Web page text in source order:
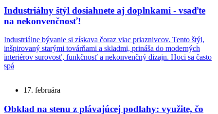
Industriálny štýl dosiahnete aj doplnkami - vsaďte
na nekonvenčnosť!
Industriálne bývanie si získava čoraz viac priaznivcov. Tento štýl,
inšpirovaný starými továrňami a skladmi, prináša do moderných
interiérov surovosť, funkčnosť a nekonvenčný dizajn. Hoci sa často
spá
17. februára
Obklad na stenu z plávajúcej podlahy: využite, čo